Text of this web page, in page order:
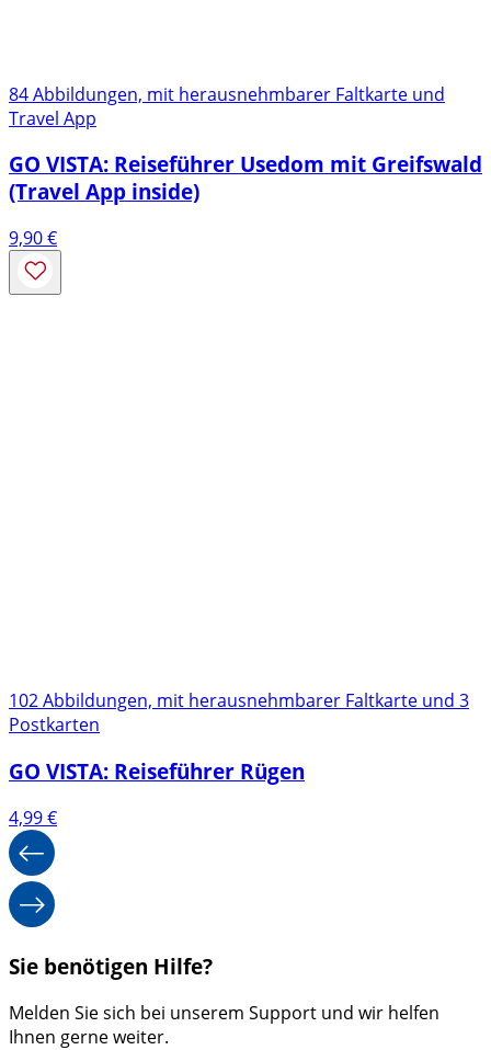
84 Abbildungen, mit herausnehmbarer Faltkarte und
Travel App
GO VISTA: Reiseführer Usedom mit Greifswald
(Travel App inside)
9,90€
102 Abbildungen, mit herausnehmbarer Faltkarte und 3
Postkarten
GO VISTA: Reiseführer Rügen
4,99€
Sie benötigen Hilfe?
Melden Sie sich bei unserem Support und wir helfen
Ihnen gerne weiter.